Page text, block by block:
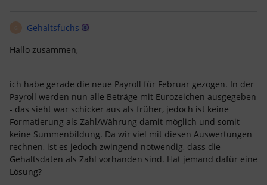
Gehaltsfuchs
Hallo zusammen,
ich habe gerade die neue Payroll für Februar gezogen. In der
Payroll werden nun alle Beträge mit Eurozeichen ausgegeben
- das sieht war schicker aus als früher, jedoch ist keine
Formatierung als Zahl/Währung damit möglich und somit
keine Summenbildung. Da wir viel mit diesen Auswertungen
rechnen, ist es jedoch zwingend notwendig, dass die
Gehaltsdaten als Zahl vorhanden sind. Hat jemand dafür eine
Lösung?